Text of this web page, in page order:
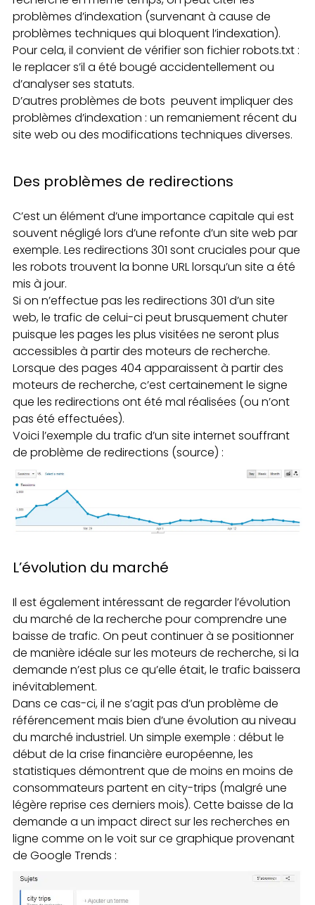
problèmes d’indexation (survenant à cause de
problèmes techniques qui bloquent l’indexation).
Pour cela, il convient de vérifier son fichier robots.txt :
le replacer s’il a été bougé accidentellement ou
d’analyser ses statuts.
D’autres problèmes de bots peuvent impliquer des
problèmes d’indexation : un remaniement récent du
site web ou des modifications techniques diverses.
Des problèmes de redirections
C’est un élément d’une importance capitale qui est
souvent négligé lors d’une refonte d’un site web par
exemple. Les redirections 301 sont cruciales pour que
les robots trouvent la bonne URL lorsqu’un site a été
mis à jour.
Si on n’effectue pas les redirections 301 d’un site
web, le trafic de celui-ci peut brusquement chuter
puisque les pages les plus visitées ne seront plus
accessibles à partir des moteurs de recherche.
Lorsque des pages 404 apparaissent à partir des
moteurs de recherche, c’est certainement le signe
que les redirections ont été mal réalisées (ou n’ont
pas été effectuées).
Voici l’exemple du trafic d’un site internet souffrant
de problème de redirections (source) :
L’évolution du marché
Il est également intéressant de regarder l’évolution
du marché de la recherche pour comprendre une
baisse de trafic. On peut continuer à se positionner
de manière idéale sur les moteurs de recherche, si la
demande n’est plus ce qu’elle était, le trafic baissera
inévitablement.
Dans ce cas-ci, il ne s’agit pas d’un problème de
référencement mais bien d’une évolution au niveau
du marché industriel. Un simple exemple : début le
début de la crise financière européenne, les
statistiques démontrent que de moins en moins de
consommateurs partent en city-trips (malgré une
légère reprise ces derniers mois). Cette baisse de la
demande a un impact direct sur les recherches en
ligne comme on le voit sur ce graphique provenant
de Google Trends :